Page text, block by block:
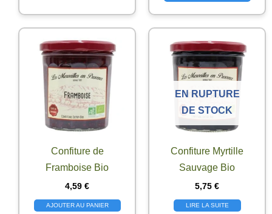
Confiture de
Framboise Bio
4,59 €
AJOUTER AU PANIER
EN RUPTURE
DE STOCK
Confiture Myrtille
Sauvage Bio
5,75 €
LIRE LA SUITE